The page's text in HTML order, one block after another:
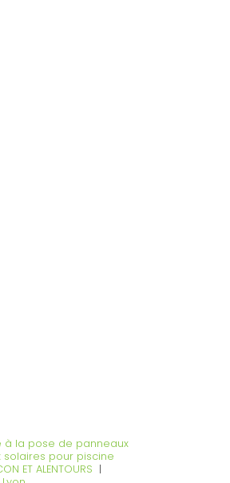
à la pose de panneaux
solaires pour piscine
ET ALENTOURS |